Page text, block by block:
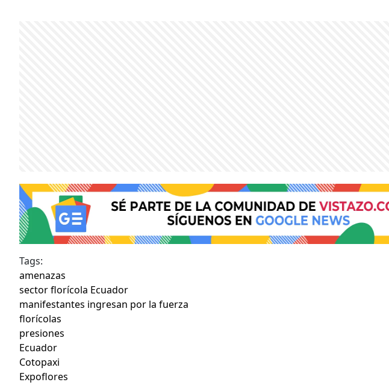
Tags:
amenazas
sector florícola Ecuador
manifestantes ingresan por la fuerza
florícolas
presiones
Ecuador
Cotopaxi
Expoflores